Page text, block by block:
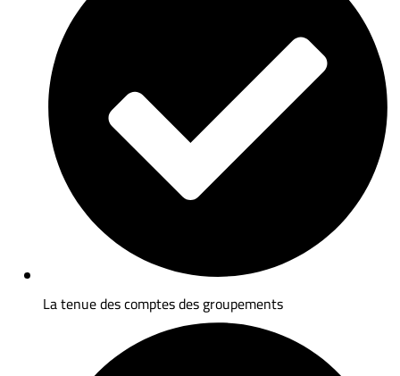
La tenue des comptes des groupements